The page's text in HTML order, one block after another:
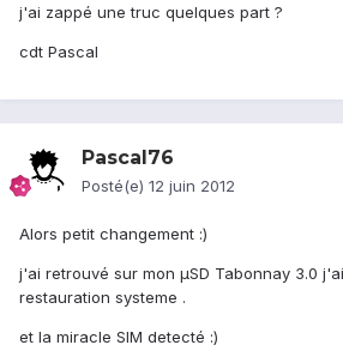
j'ai zappé une truc quelques part ?
cdt Pascal
Pascal76
Posté(e) 12 juin 2012
Alors petit changement :)
j'ai retrouvé sur mon µSD Tabonnay 3.0
restauration systeme .
et la miracle SIM detecté :)